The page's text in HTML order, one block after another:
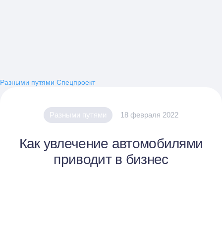
Разными путями Спецпроект
Разными путями 18 февраля 2022
Как увлечение автомобилями
приводит в бизнес